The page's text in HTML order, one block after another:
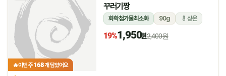
🔥이번 주168개 담았어요
꾸러기짱
화학첨가물최소화 90g 상온
19%1,950원2,400원